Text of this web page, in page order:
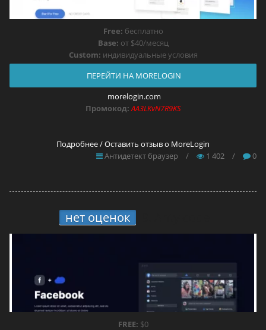
Free: бесплатно
Base: от $40/месяц
Custom: индивидуальные условия
ПЕРЕЙТИ НА MORELOGIN
morelogin.com
Промокод:AA3LKvN7R9KS
Подробнее / Оставить отзыв о MoreLogin
Антидетект браузер
/ 1 402 / 0
нет оценок
FREE: $0